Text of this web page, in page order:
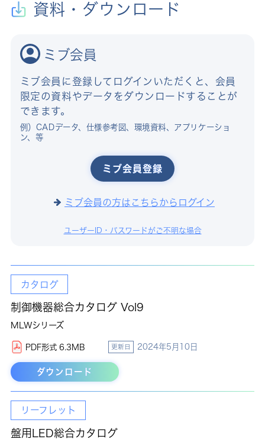
資料・ダウンロード
ミブ会員
ミブ会員に登録してログインいただくと、会員
限定の資料やデータをダウンロードすることが
できます。
例）CADデータ、仕様参考図、環境資料、アプリケーショ
ン、等
ミブ会員登録
ミブ会員の方はこちらからログイン
ユーザーID・パスワードがご不明な場合
カタログ
制御機器総合カタログ Vol9
MLWシリーズ
PDF形式 6.3MB 更新日 2024年5月10日
ダウンロード
リーフレット
盤用LED総合カタログ